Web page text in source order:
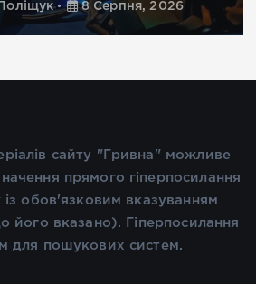
8 Серпня, 2026
сайту "Гривна" можливе
прямого гіперпосилання
обов'язковим вказуванням
його вказано). Гіперпосилання
для пошукових систем.